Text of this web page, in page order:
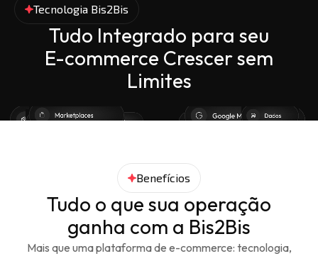
Tecnologia Bis2Bis
Tudo Integrado para seu
E-commerce Crescer sem
Limites
Benefícios
Tudo o que sua operação
ganha com a Bis2Bis
Mais que uma plataforma de e-commerce: tecnologia,